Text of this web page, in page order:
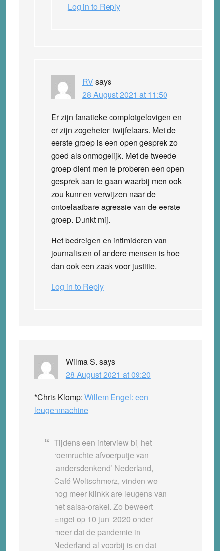
Log in to Reply
RV says
28 August 2021 at 11:50
Er zijn fanatieke complotgelovigen en
er zijn zogeheten twijfelaars. Met de
eerste groep is een open gesprek zo
goed als onmogelijk. Met de tweede
groep dient men te proberen een open
gesprek aan te gaan waarbij men ook
zou kunnen verwijzen naar de
ontoelaatbare agressie van de eerste
groep. Dunkt mij.
Het bedreigen en intimideren van
journalisten of andere mensen is hoe
dan ook een zaak voor justitie.
Log in to Reply
Wilma S. says
28 August 2021 at 09:20
*Chris Klomp: Willem Engel: een
leugenmachine
Tijdens een interview bij het
roemruchte afvoerputje van
‘andersdenkend’ Nederland,
Café Weltschmerz, vinden we
nog meer klinkklare leugens van
het salsa-orakel. Zo beweert
Engel op 10 juni 2020 onder
meer dat de pandemie in
Nederland al voorbij is en dat